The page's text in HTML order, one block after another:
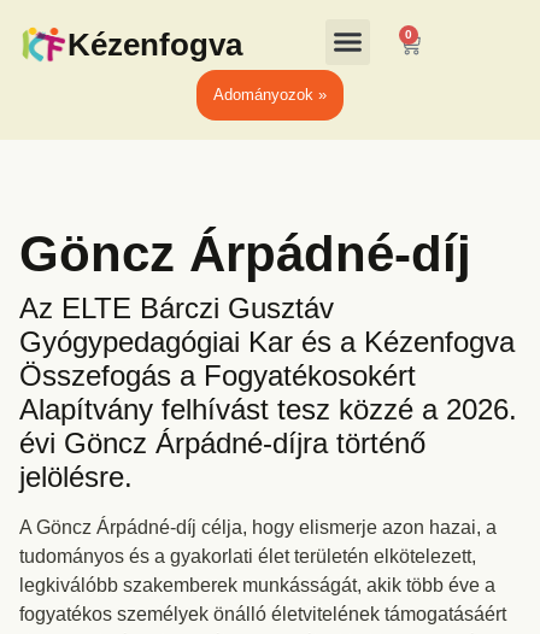
Kézenfogva 0
Adományozok »
Göncz Árpádné-díj
Az ELTE Bárczi Gusztáv
Gyógypedagógiai Kar és a Kézenfogva
Összefogás a Fogyatékosokért
Alapítvány felhívást tesz közzé a 2026.
évi Göncz Árpádné-díjra történő
jelölésre.
A Göncz Árpádné-díj célja, hogy elismerje azon hazai, a
tudományos és a gyakorlati élet területén elkötelezett,
legkiválóbb szakemberek munkásságát, akik több éve a
fogyatékos személyek önálló életvitelének támogatásáért